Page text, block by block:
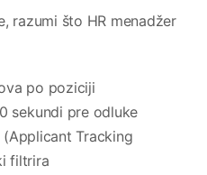
razumi što HR menadžer
po poziciji
sekundi pre odluke
Tracking
filtrira